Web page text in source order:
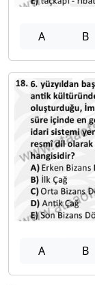
A B
A B